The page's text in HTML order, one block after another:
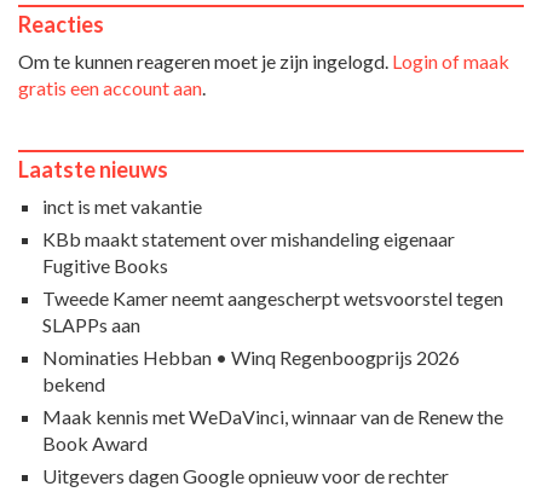
Reacties
Om te kunnen reageren moet je zijn ingelogd. Login of maak
gratis een account aan
Laatste nieuws
inct is met vakantie
KBb maakt statement over mishandeling eigenaar
Fugitive Books
Tweede Kamer neemt aangescherpt wetsvoorstel tegen
SLAPPs aan
Nominaties Hebban • Winq Regenboogprijs 2026
bekend
Maak kennis met WeDaVinci, winnaar van de Renew the
Book Award
Uitgevers dagen Google opnieuw voor de rechter